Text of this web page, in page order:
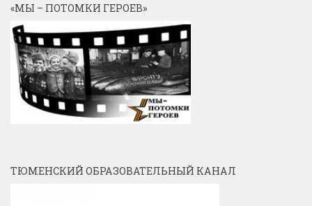
«МЫ – ПОТОМКИ ГЕРОЕВ»
ТЮМЕНСКИЙ ОБРАЗОВАТЕЛЬНЫЙ КАНАЛ